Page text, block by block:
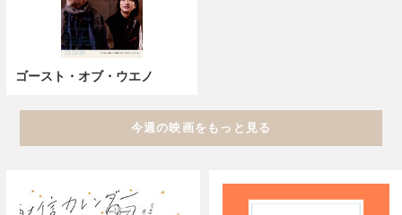
ゴースト・オブ・ウエノ
今週の映画をもっと見る